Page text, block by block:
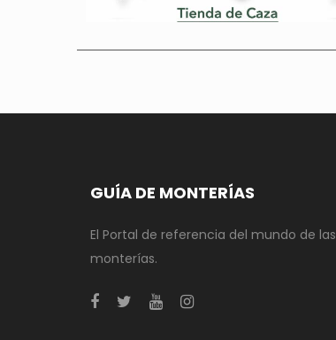
GUÍA DE MONTERÍAS
El Portal de referencia del mundo de las
monterías.